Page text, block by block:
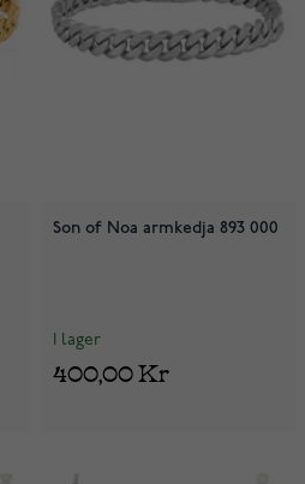
Son of Noa armkedja 893 000
I lager
400,00 Kr